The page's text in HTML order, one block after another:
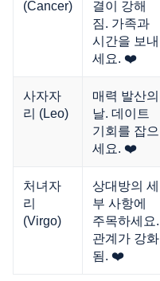
(Cancer)
결이 강해
짐. 가족과
시간을 보내
세요. ❤️
사자자
리 (Leo)
매력 발산의
날. 데이트
기회를 잡으
세요. ❤️
처녀자
리
(Virgo)
상대방의 세
부 사항에
주목하세요.
관계가 강화
됨. ❤️